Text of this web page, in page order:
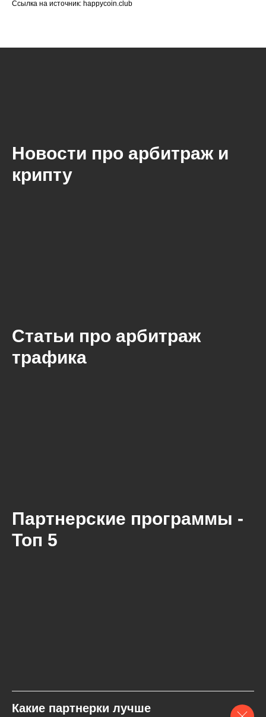
Ссылка на источник: happycoin.club
Новости про арбитраж и
крипту
Статьи про арбитраж
трафика
Партнерские программы -
Топ 5
Какие партнерки лучше